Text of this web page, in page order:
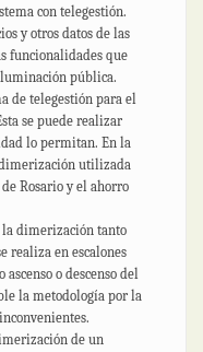
con telegestión.
y otros datos de las
funcionalidades que
pública.
de telegestión para el
se puede realizar
lo permitan. En la
utilizada
Rosario y el ahorro
la dimerización tanto
realiza en escalones
o descenso del
la metodología por la
de un